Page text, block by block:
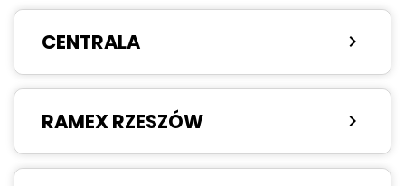
CENTRALA chevron_right
RAMEX RZESZÓW chevron_right